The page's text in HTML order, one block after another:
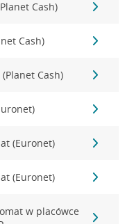
Cash)
Cash)
Cash)
(Euronet)
(Euronet)
w placówce